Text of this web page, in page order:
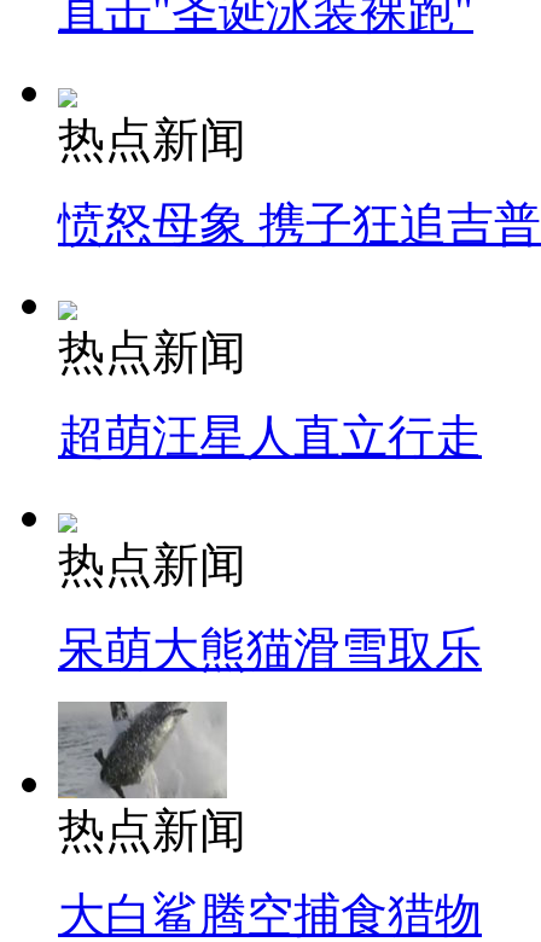
直击"圣诞泳装裸跑"
热点新闻
愤怒母象 携子狂追吉
热点新闻
超萌汪星人直立行走
热点新闻
呆萌大熊猫滑雪取乐
热点新闻
大白鲨腾空捕食猎物